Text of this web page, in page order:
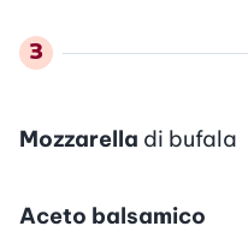
Mozzarella di bufala
Aceto balsamico